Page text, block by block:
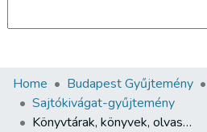
Communities & Collections
All of DSpace
Home Budapest Gyűjtemény
Sajtókivágat-gyűjtemény
Könyvtárak, könyvek, olvasók